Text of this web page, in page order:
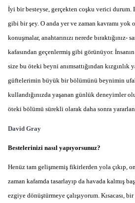
İyi bir besteyse, gerçekten coşku verici
gibi bir şey. O anda yer ve zaman kavramı
konuşmalar, anahtarınızı nerede bıraktığınız-
kafasından geçenlermiş gibi görünüyor.
size bu öteki beyni anımsattığından kızgınlık
güftelerimin büyük bir bölümünü beynimin
kullandığınızda yaşanan günlük deneyimler
öteki bölümü sürekli olarak daha sonra
David Gray
Bestelerinizi nasıl yapıyorsunuz?
Henüz tam gelişmemiş fikirlerden yola çıkıp,
zaman kafamda tasarlayıp da havada kalmış
ezgiye dönüştürmeye çalışıyorum. Kısacası,